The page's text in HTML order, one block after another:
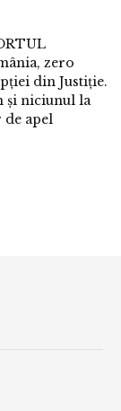
zero
din Justiție.
și niciunul la
apel